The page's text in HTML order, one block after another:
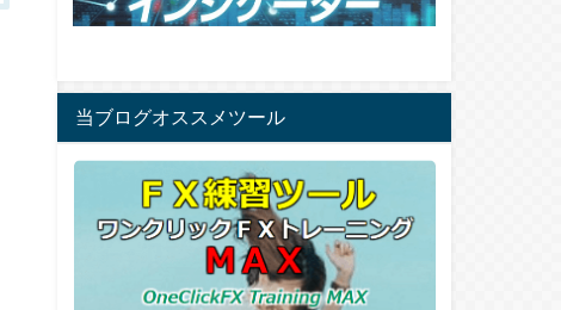
当ブログオススメツール